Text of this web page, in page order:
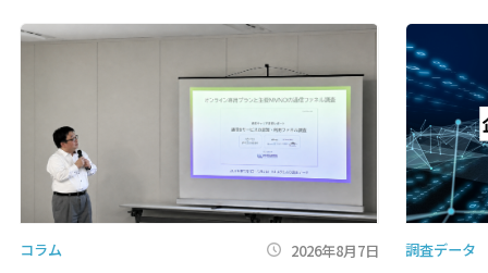
コラム 2026年8月7日 調査データ